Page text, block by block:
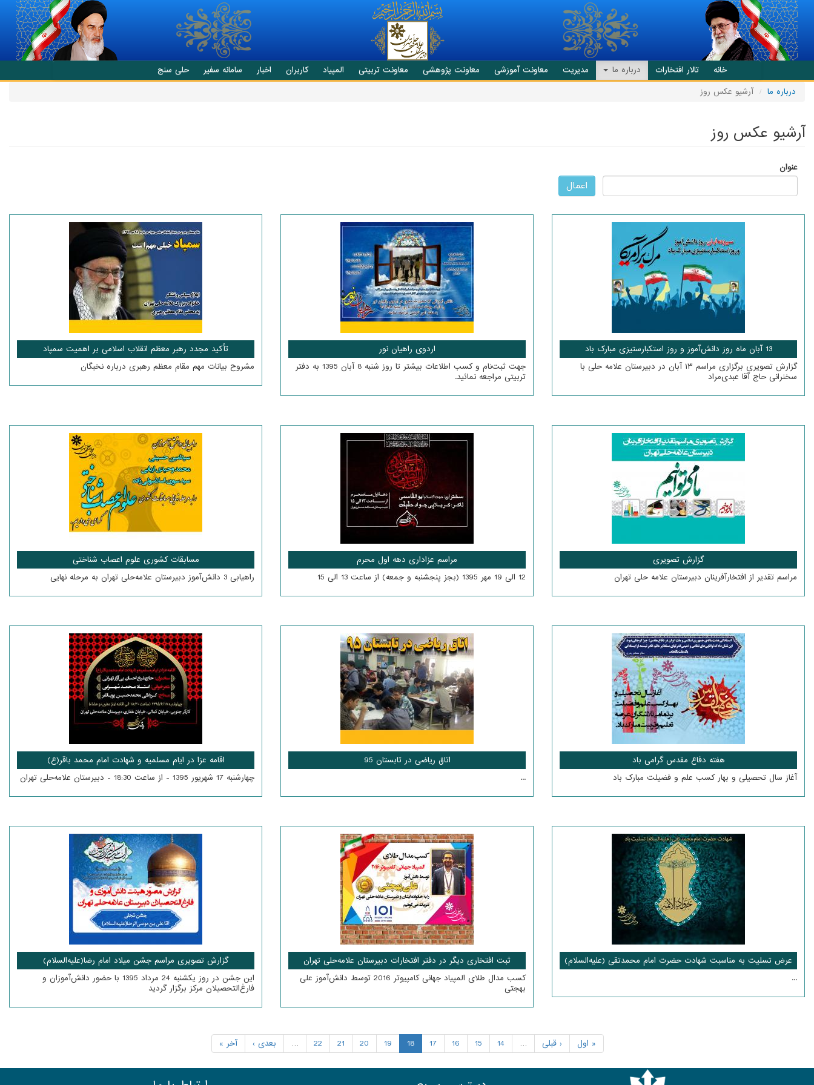
انتقال به محتوای اصلی
خانه تالار افتخارات درباره ما مدیریت معاونت آموزشی معاونت پژوهشی معاونت تربیتی المپیاد کاربران اخبار سامانه سفیر
حلی سنج
درباره ما
آرشیو عکس روز
آرشیو عکس روز
عنوان
اعمال
13 آبان ماه روز دانش‌آموز و روز استکبارستیزی مبارک باد
گزارش تصویری برگزاری مراسم ۱۳ آبان در دبیرستان علامه حلی با
سخنرانی حاج آقا عبدی‌مراد
اردوی راهیان نور
جهت ثبت‌نام و کسب اطلاعات بیشتر تا روز شنبه 8 آبان 1395 به دفتر
تربیتی مراجعه نمائید.
تأکید مجدد رهبر معظم انقلاب اسلامی بر اهمیت سمپاد
مشروح بیانات مهم مقام معظم رهبری درباره نخبگان
گزارش تصویری
مراسم تقدیر از افتخارآفرینان دبیرستان علامه حلی تهران
مراسم عزاداری دهه اول محرم
12 الی 19 مهر 1395 (بجز پنجشنبه و جمعه) از ساعت 13 الی 15
مسابقات کشوری علوم اعصاب شناختی
راهیابی 3 دانش‌آموز دبیرستان علامه‌حلی تهران به مرحله نهایی
هفته دفاع مقدس گرامی باد
آغاز سال تحصیلی و بهار کسب علم و فضیلت مبارک باد
اتاق ریاضی در تابستان 95
...
اقامه عزا در ایام مسلمیه و شهادت امام محمد باقر(ع)
چهارشنبه 17 شهریور 1395 - از ساعت 18:30 - دبیرستان علامه‌حلی تهران
عرض تسلیت به مناسبت شهادت حضرت امام محمدتقی (علیه‌السلام)
...
ثبت افتخاری دیگر در دفتر افتخارات دبیرستان علامه‌حلی تهران
کسب مدال طلای المپیاد جهانی کامپیوتر 2016 توسط دانش‌آموز علی
بهجتی
گزارش تصویری مراسم جشن میلاد امام رضا(علیه‌السلام)
این جشن در روز یکشنبه 24 مرداد 1395 با حضور دانش‌آموزان و
فارغ‌التحصیلان مرکز برگزار گردید
« اول ‹ قبلی …
14
15
16
17
18
19
20
21
22
… بعدی › آخر »